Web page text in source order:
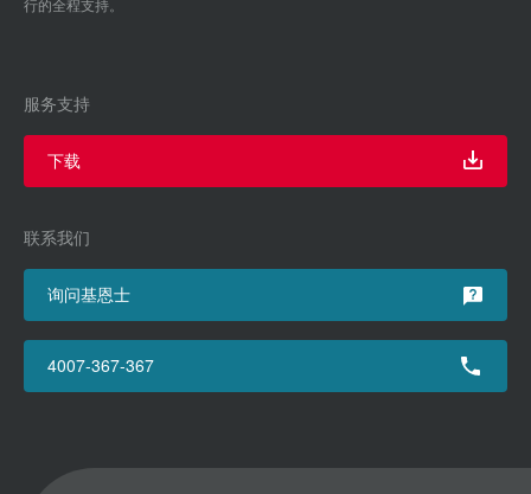
服务支持
下载
联系我们
询问基恩士
4007-367-367